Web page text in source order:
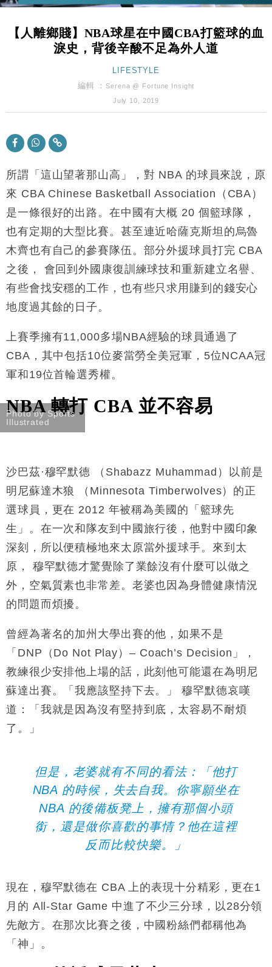
18:15
本地｜新世界K11 9月升級會員制度 增鉑金卡級別鎖
17:40
財經｜本港6月零售額連升14個月 珠寶鐘錶銷售升勢
最強
財經｜滙控重啟最多10億美元回購 派息比率目標維持
財經｜SA售股自救後再出手 斥4億美元押注未上市公
市場落地
東京半島
13:12
國際｜特朗普赴洛杉磯高球場活動前 男子攜槍彈被捕
12:30
財經｜香港7月PMI回落至51 企業擴張放慢兼縮減人
手
11:40
財經｜黑石傳再籌逾360億美元 支援Anthropic租用
Google晶片
10:57
財經｜美商務部擬擴大金屬關稅範圍 14類產品或加徵
25%
18:15
本地｜新世界K11 9月升級會員制度 增鉑金卡級別鎖
17:40
財經｜本港6月零售額連升14個月 珠寶鐘錶銷售升勢
最強
16:33
財經｜滙控重啟最多10億美元回購 派息比率目標維持
50%
【人離鄉賤】NBA球星在中國CBA打籃球的血
淚史，背後辛酸不足為外人道
LIFESTYLE
編輯 ：Serena @ Fortune Insight
July 10, 2019
所謂「這山望著那山高」，對 NBA 的球員來說，原
來 CBA Chinese Basketball Association（CBA）
是一條很好的出路。在中國有大概 20 個籃球隊，
也有定期的大型比賽。甚至連近哈薩克斯坦的烏魯
木齊也有自己的參賽隊伍。 部分外援球員打完 CBA
之後， 會 回到外國康復訓練球技和重新建立名譽、
有些會找安穩的工作，也有些只求用賺到的錢安心
地度過其餘的日子。
上賽季擁有11,000多場NBA經驗的球員通過了
CBA，其中包括10位麥當勞全美冠軍，5位NCAA冠
軍和19位首輪選秀權。
NBA 轉打 CBA 並不容易
Photo by Sports
Illustrated
沙巴茲·穆罕默德 （Shabazz Muhammad）
以前是
明尼蘇達木狼 （Minnesota Timberwolves）的正
選球員，更在 2012 年被稱為美國的「籃球先
生」。 在一次和隊友到中國旅行後，他對中國印象
深刻，所以便積極地來太原當外援球手。來到太
原，
穆罕默德才驚覺除了業餘沒有什麼可以做之
外，空氣質素也非常差。老婆也因為身體健康情況
的問題而煩擾。
曾經為著名的加州大學出賽的他，如果不是
「DNP （ Do Not Play ） – Coach’s Decision」，
教練很少安排他上場的話，此刻他可能還在為明尼
蘇達 出賽。 「我應該堅持下去。」 穆罕默德哀嘆
道：「我就是因為沒有堅持到底，太容易不耐煩
了。」
但是，老婆就有不同的看法：「他打
NBA 的時候，失去自我。你寧願坐在
NBA 的後備板凳上，擁有那個小頭
銜，還是做你喜歡的事情？他在這裡
反而比較快樂。」
現在，穆罕默德在 CBA 上的表現十分精彩，更在1
月的 All-Star Game 中進了不少三分球，以28分領
先敵方。在那次比賽之後，中國粉絲們都稱他為
「神」。